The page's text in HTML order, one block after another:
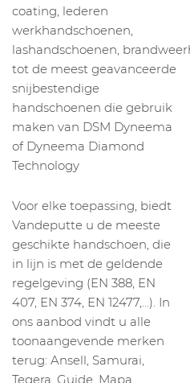
coating, lederen
werkhandschoenen,
lashandschoenen,
tot de meest geavanceerde
snijbestendige
handschoenen die gebruik
maken van DSM Dyneema
of Dyneema Diamond
Technology
Voor elke toepassing, biedt
Vandeputte u de meeste
geschikte handschoen, die
in lijn is met de geldende
regelgeving (EN 388, EN
407, EN 374, EN 12477,…). In
ons aanbod vindt u alle
toonaangevende merken
terug: Ansell, Samurai,
Tegera, Guide, Mapa,